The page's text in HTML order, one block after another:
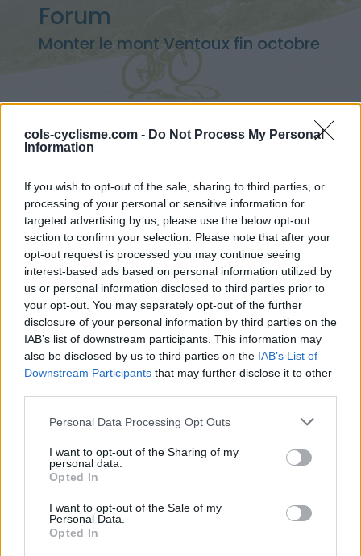
cols-cyclisme.com - Do Not Process My Personal
Information
If you wish to opt-out of the sale, sharing to third parties, or
processing of your personal or sensitive information for
targeted advertising by us, please use the below opt-out
section to confirm your selection. Please note that after your
opt-out request is processed you may continue seeing
interest-based ads based on personal information utilized by
us or personal information disclosed to third parties prior to
your opt-out. You may separately opt-out of the further
disclosure of your personal information by third parties on the
IAB’s list of downstream participants. This information may
also be disclosed by us to third parties on the IAB’s List of
Downstream Participants that may further disclose it to other
Personal Data Processing Opt Outs
I want to opt-out of the Sharing of my
personal data.
Opted In
I want to opt-out of the Sale of my
Personal Data.
Opted In
Forum
Monter le mont Ventoux fin octobre
Accueil>Forum> Monter le mont Ventoux fin octobre
Ascensions réservées aux cyclistes
07/09/2016 16:13 • paolo53
Bonjour peut on monter le mont Ventoux fin
octobre?? Niveau météo!! Merci de vos réponse
07/09/2016 17:06•Thierry.bzh G
bonjour françois
par une journée chaude et sans vent le lendemain
il pleuvait
donc bonne chance et bonne montée
08/09/2016 17:59